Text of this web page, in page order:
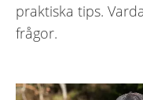
praktiska tips.
frågor.